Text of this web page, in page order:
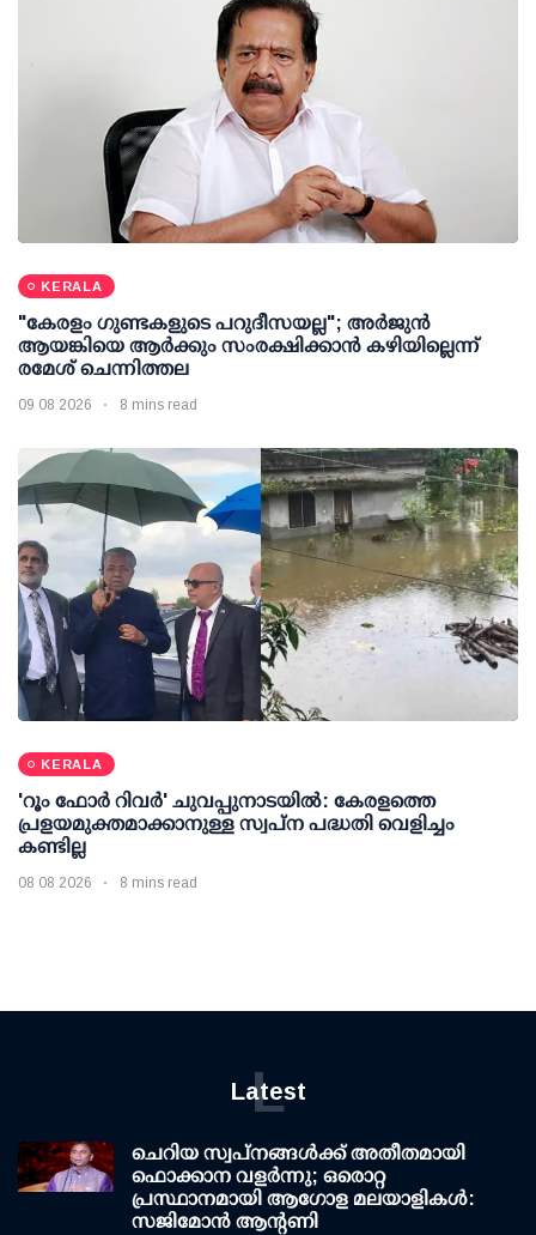
KERALA
"കേരളം ഗുണ്ടകളുടെ പറുദീസയല്ല"; അർജുൻ
ആയങ്കിയെ ആർക്കും സംരക്ഷിക്കാൻ കഴിയില്ലെന്ന്
രമേശ് ചെന്നിത്തല
09 08 2026 8 mins read
KERALA
'റൂം ഫോര്‍ റിവര്‍' ചുവപ്പുനാടയില്‍: കേരളത്തെ
പ്രളയമുക്തമാക്കാനുള്ള സ്വപ്ന പദ്ധതി വെളിച്ചം
കണ്ടില്ല
08 08 2026 8 mins read
Latest
L
ചെറിയ സ്വപ്നങ്ങൾക്ക് അതീതമായി
ഫൊക്കാന വളർന്നു; ഒരൊറ്റ
പ്രസ്ഥാനമായി ആഗോള മലയാളികൾ:
സജിമോൻ ആന്റണി